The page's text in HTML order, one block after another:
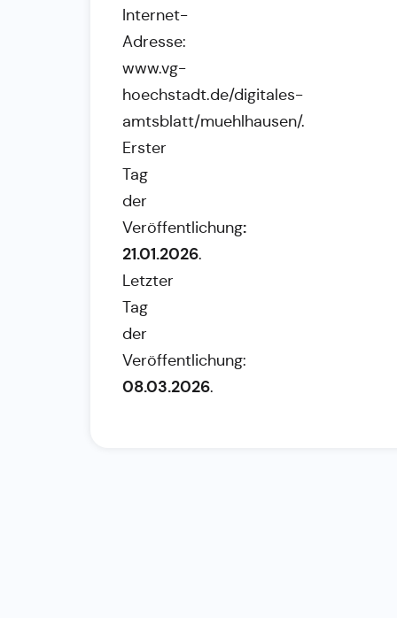
Internet-
Adresse:
www.vg-
hoechstadt.de/digitales-
amtsblatt/muehlhausen/.
Erster
Tag
der
Veröffentlichung:
21.01.2026.
Letzter
Tag
der
Veröffentlichung:
08.03.2026.